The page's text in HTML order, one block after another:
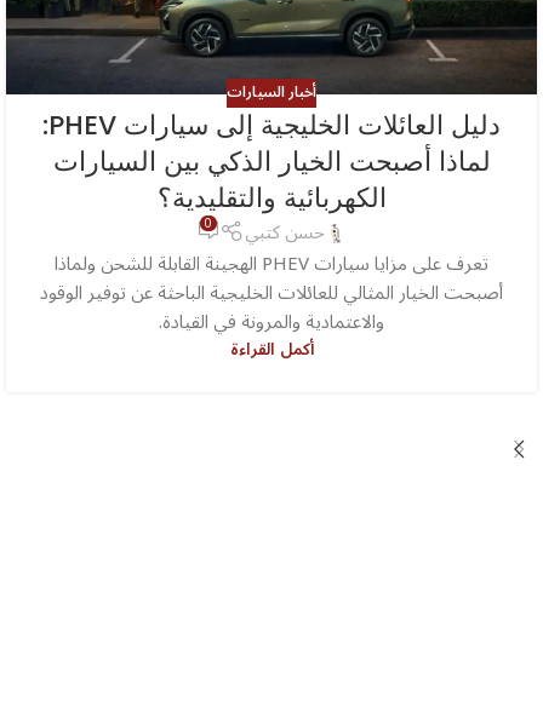
أخبار السيارات
دليل العائلات الخليجية إلى سيارات PHEV:
لماذا أصبحت الخيار الذكي بين السيارات
الكهربائية والتقليدية؟
حسن كتبي 0
تعرف على مزايا سيارات PHEV الهجينة القابلة للشحن ولماذا
أصبحت الخيار المثالي للعائلات الخليجية الباحثة عن توفير الوقود
والاعتمادية والمرونة في القيادة.
أكمل القراءة